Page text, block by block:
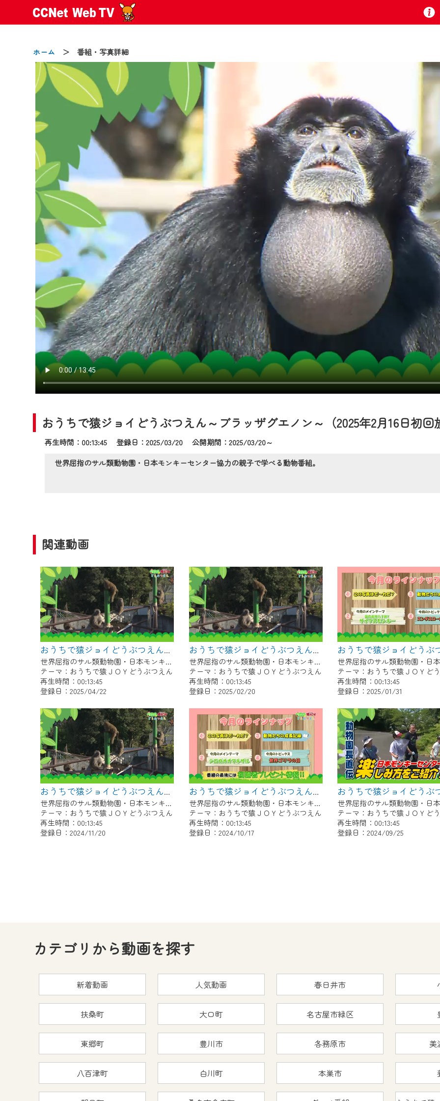
ホーム ＞ 番組・写真詳細
おうちで猿ジョイどうぶつえん～ブラッザグエノン～（2025年2月16日初回
再生時間：00:13:45 登録日：2025/03/20公開期間：2025/03/20～
世界屈指のサル類動物園・日本モンキーセンター協力の親子で学べる動物番組。
関連動画
おうちで猿ジョイどうぶつえん～進化ってどういうこと？～（2025年3月16日初回放送）
世界屈指のサル類動物園・日本モンキーセンター協力の親子で学べる動物番組。
テーマ：おうちで猿ＪＯＹどうぶつえん
再生時間：00:13:45
登録日：2025/04/22
おうちで猿ジョイどうぶつえん～ヨザルってどんなサル？～（2025年1月16日初回放送）
世界屈指のサル類動物園・日本モンキーセンター協力の親子で学べる動物番組。
テーマ：おうちで猿ＪＯＹどうぶつえん
再生時間：00:13:45
登録日：2025/02/20
テーマ：おうちで猿ＪＯＹど
再生時間：00:13:45
登録日：2025/01/31
おうちで猿ジョイどうぶつえん～ワオキツネザル～（2024年10月16日初回放送）
世界屈指のサル類動物園・日本モンキーセンター協力の親子で学べる動物番組。
テーマ：おうちで猿ＪＯＹどうぶつえん
再生時間：00:13:45
登録日：2024/11/20
おうちで猿ジョイどうぶつえん～シロガオオマキザル～（2024年9月16日初回放送）
世界屈指のサル類動物園・日本モンキーセンター協力の親子で学べる動物番組。
テーマ：おうちで猿ＪＯＹどうぶつえん
再生時間：00:13:45
登録日：2024/10/17
テーマ：おうちで猿ＪＯＹど
再生時間：00:13:45
登録日：2024/09/25
カテゴリから動画を探す
新着動画 人気動画 春日井市
扶桑町 大口町 名古屋市緑区
東郷町 豊川市 各務原市 美
八百津町 白川町 本巣市
お知らせ
2024/09/02
動画配信サービス『CCNet Web TV』は2024年9月24日からリニューアルします！
【変更点】
◆デザイン変更により、お住まいの地域の動画コンテンツが一目瞭然。
◆当社アプリやＰＣブラウザから、いつでも・どこでも・外出先でも！
CCNetサービスエリア20市町の地域情報番組をご視聴いただけます！
【ご注意】
2024年9月24日からはご加入者様へのサービス向上のため、
『CCNet Web TV』を利用いただくには、一部コンテンツを除き、
CCNetサービスへの加入と『CCNetマイページ※』へのログインが必要となります。
何卒、ご理解ご了承の程よろしくお願いいたします。
※マイページへのログインには、MyIDが必要となります。
※MyIDとは、CCNet Web TVを含むCCNetの各種サービスをご利用頂くためのIDです。
IDはお客様が使っているメールアドレスで設定できます。
（GmailやYahooなどのフリーメールアドレスでも作成可能です）
※マイページへのログイン・MyIDの新規登録は
※CCNetアプリをご利用中の方は引き続きご視聴いただけます。
＜メンテナンス情報＞
CCNetWebTVのリニューアルにともないメンテナンス作業を予定しています。
日時 9/24 9:30～16:30
作業の間は、CCNetWebTVの画面が「メンテナンス中」になり、ご利用いただけません。
ご不便をおかけいたしますが、ご了承の程よろしくお願いいたします。